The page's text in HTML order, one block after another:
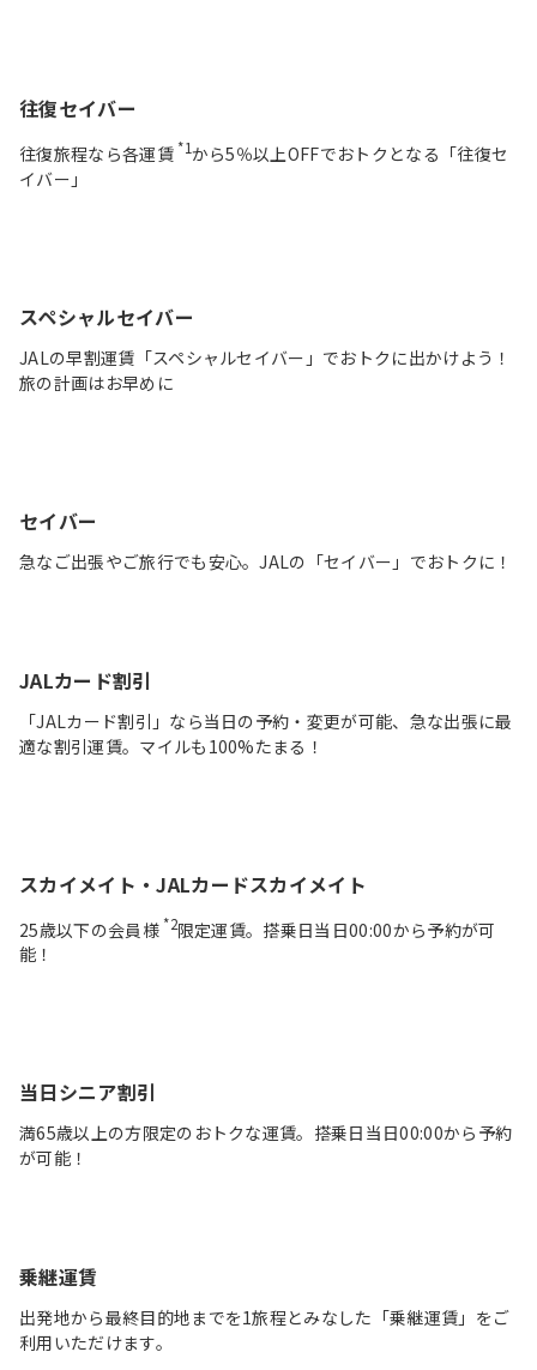
往復セイバー
往復旅程なら各運賃*1から5％以上OFFでおトクとなる「往復セ
イバー」
スペシャルセイバー
JALの早割運賃「スペシャルセイバー」でおトクに出かけよう！
旅の計画はお早めに
セイバー
急なご出張やご旅行でも安心。JALの「セイバー」でおトクに！
JALカード割引
「JALカード割引」なら当日の予約・変更が可能、急な出張に最
適な割引運賃。マイルも100%たまる！
スカイメイト・JALカードスカイメイト
25歳以下の会員様*2限定運賃。搭乗日当日00:00から予約が可
能！
当日シニア割引
満65歳以上の方限定のおトクな運賃。搭乗日当日00:00から予約
が可能！
乗継運賃
出発地から最終目的地までを1旅程とみなした「乗継運賃」をご
利用いただけます。